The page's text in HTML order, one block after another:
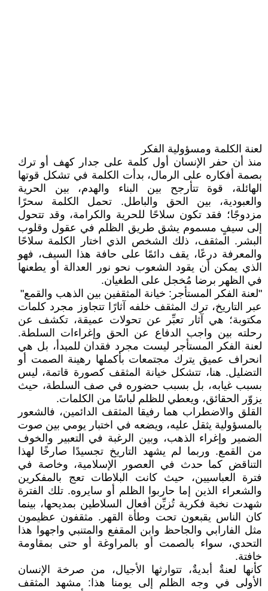
لعنة الكلمة ومسؤولية الفكر
منذ أن حفر الإنسان أول كلمة على جدار كهف أو ترك
بصمة أفكاره على الرمال، بدأت الكلمة في تشكل قوتها
الهائلة، قوة تتأرجح بين البناء والهدم، بين الحرية
والعبودية، بين الحق والباطل. تحمل الكلمة سحرًا
مزدوجًا؛ فقد تكون سلاحًا للحرية والكرامة، وقد تتحول
إلى سيفٍ مسموم يشق طريق الظلم في عقول وقلوب
البشر. المثقف، ذلك الشخص الذي اختار الكلمة سلاحًا
والمعرفة درعًا، يقف دائمًا على حافة هذا السيف، فهو
الذي يمكن أن يقود الشعوب نحو نور العدالة أو يطعنها
في الظهر برضا مُخجل على الطغيان.
"لعنة الفكر المستأجر: خيانة المثقفين بين الذهب والقمع"
عبر التاريخ، ترك المثقف خلفه آثارًا تتجاوز مجرد كلمات
مكتوبة؛ هي آثار تعبِّر عن تحولات عميقة، تكشف عن
رحلته بين واجب الدفاع عن الحق وإغراءات السلطة.
لعنة الفكر المستأجر ليست مجرد فقدان للمبدأ، بل هي
انحراف عميق يترك مجتمعات بأكملها رهينة الصمت أو
التضليل. هنا، تتشكل خيانة المثقف كصورة قاتمة، ليس
بسبب غيابه، بل بسبب حضوره في صف السلطة، حيث
يزوّر الحقائق، ويعطي للظلم لباسًا من الكلمات.
القلق والاضطراب هما رفيقا المثقف الدائمين، فالشعور
بالمسؤولية يثقل عليه، ويضعه في اختبار يومي بين صوت
الضمير وإغراء الذهب، وبين الرغبة في التعبير والخوف
من القمع. وربما لم يشهد التاريخ تجسيدًا صارخًا لهذا
التناقض كما حدث في العصور الإسلامية، وخاصة في
فترة العباسيين، حيث كانت البلاطات تعج بالمفكرين
والشعراء الذين إما حاربوا الظلم أو سايروه. تلك الفترة
شهدت نخبة فكرية تُزيِّن أفعال السلاطين بمديحها، بينما
كان الناس يقبعون تحت وطأة القهر. مثقفون عظيمون
مثل الفارابي والجاحظ وابن المقفع والمتنبي واجهوا هذا
التحدي، سواء بالصمت أو بالمراوغة أو حتى بمقاومة
خافتة.
كأنها لعنةٌ أبديةٌ، تتوارثها الأجيال، من صرخة الإنسان
الأولى في وجه الظلم إلى يومنا هذا: مشهد المثقف